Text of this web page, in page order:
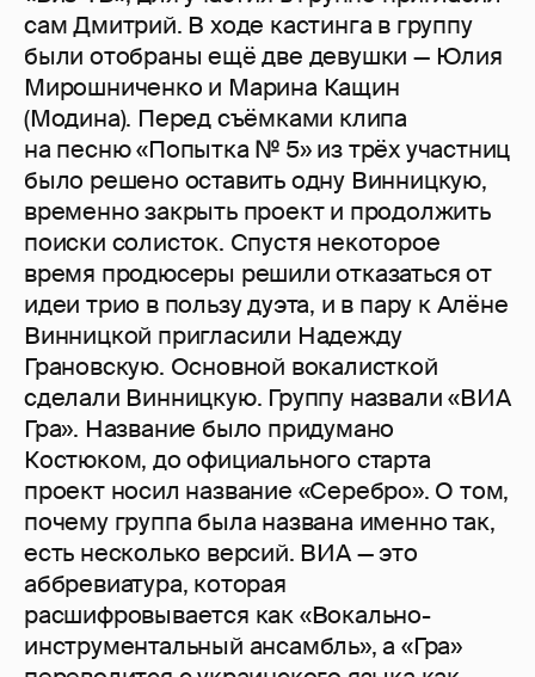
сам Дмитрий. В ходе кастинга в группу
были отобраны ещё две девушки — Юлия
Мирошниченко и Марина Кащин
(Модина). Перед съёмками клипа
на песню «Попытка № 5» из трёх участниц
было решено оставить одну Винницкую,
временно закрыть проект и продолжить
поиски солисток. Спустя некоторое
время продюсеры решили отказаться от
идеи трио в пользу дуэта, и в пару к Алёне
Винницкой пригласили Надежду
Грановскую. Основной вокалисткой
сделали Винницкую. Группу назвали «ВИА
Гра». Название было придумано
Костюком, до официального старта
проект носил название «Серебро». О том,
почему группа была названа именно так,
есть несколько версий. ВИА — это
аббревиатура, которая
расшифровывается как «Вокально-
инструментальный ансамбль», а «Гра»